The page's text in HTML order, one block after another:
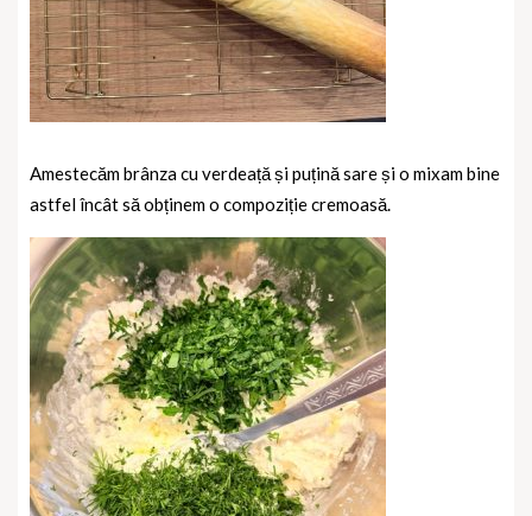
Amestecăm brânza cu verdeață și puțină sare și o mixam bine
astfel încât să obținem o compoziție cremoasă.